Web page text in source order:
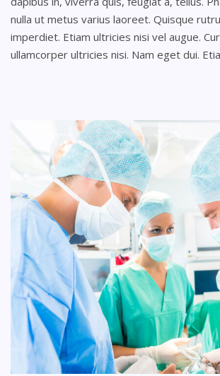
nulla ut metus varius laoreet. Quisque
imperdiet. Etiam ultricies nisi vel augue.
ullamcorper ultricies nisi. Nam eget dui.